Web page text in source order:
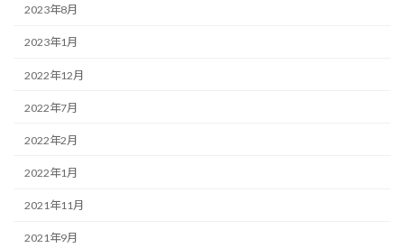
2023年8月
2023年1月
2022年12月
2022年7月
2022年2月
2022年1月
2021年11月
2021年9月